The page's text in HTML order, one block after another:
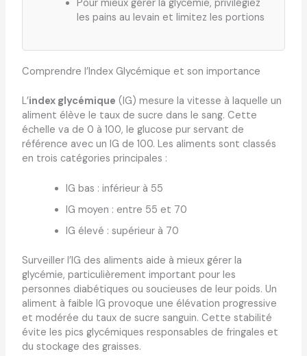
Pour mieux gérer la glycémie, privilégiez
les pains au levain et limitez les portions
Comprendre l’Index Glycémique et son importance
L’index glycémique (IG) mesure la vitesse à laquelle un
aliment élève le taux de sucre dans le sang. Cette
échelle va de 0 à 100, le glucose pur servant de
référence avec un IG de 100. Les aliments sont classés
en trois catégories principales :
IG bas : inférieur à 55
IG moyen : entre 55 et 70
IG élevé : supérieur à 70
Surveiller l’IG des aliments aide à mieux gérer la
glycémie, particulièrement important pour les
personnes diabétiques ou soucieuses de leur poids. Un
aliment à faible IG provoque une élévation progressive
et modérée du taux de sucre sanguin. Cette stabilité
évite les pics glycémiques responsables de fringales et
du stockage des graisses.